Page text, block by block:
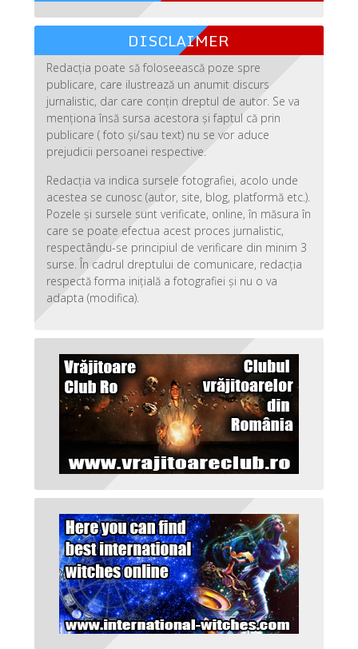
DISCLAIMER
Redacția poate să foloseească poze spre
publicare, care ilustrează un anumit discurs
jurnalistic, dar care conțin dreptul de autor. Se va
menționa însă sursa acestora și faptul că prin
publicare ( foto și/sau text) nu se vor aduce
prejudicii persoanei respective.
Redacția va indica sursele fotografiei, acolo unde
acestea se cunosc (autor, site, blog, platformă etc.).
Pozele și sursele sunt verificate, online, în măsura în
care se poate efectua acest proces jurnalistic,
respectându-se principiul de verificare din minim 3
surse. În cadrul dreptului de comunicare, redacția
respectă forma inițială a fotografiei și nu o va
adapta (modifica).